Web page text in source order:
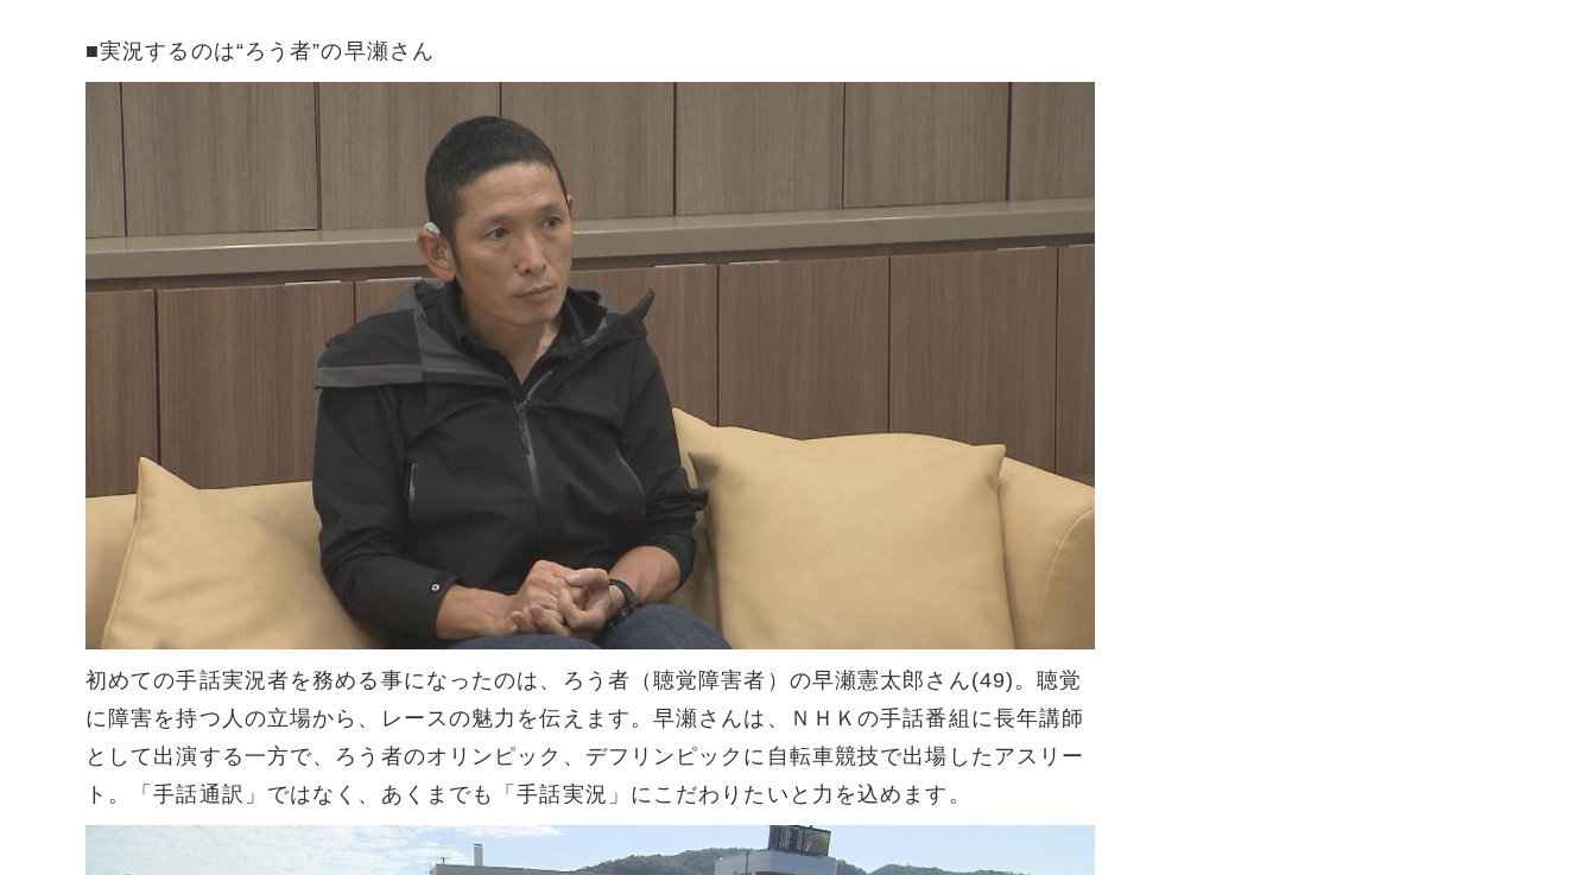
■実況するのは“ろう者”の早瀬さん
初めての手話実況者を務める事になったのは、ろう者（聴覚障害者）の早瀬憲太郎さん(49)。聴覚
に障害を持つ人の立場から、レースの魅力を伝えます。早瀬さんは、ＮＨＫの手話番組に長年講師
として出演する一方で、ろう者のオリンピック、デフリンピックに自転車競技で出場したアスリー
ト。「手話通訳」ではなく、あくまでも「手話実況」にこだわりたいと力を込めます。